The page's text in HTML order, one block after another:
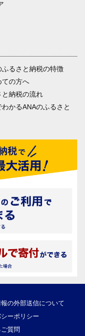
ふるさと納税の特徴
ての方へ
と納税の流れ
わかるANAのふるさと
の外部送信について
ーポリシー
質問